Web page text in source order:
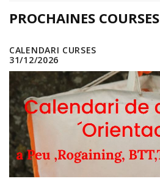
PROCHAINES COURSES
CALENDARI CURSES
31/12/2026